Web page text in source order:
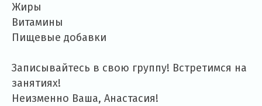
Жиры
Витамины
Пищевые добавки
Записывайтесь в свою группу! Встретимся на
занятиях!
Неизменно Ваша, Анастасия!